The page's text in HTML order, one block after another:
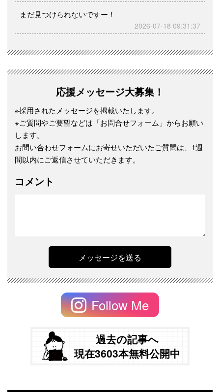
まだ見つけられないですー！
2026-07-18 09:31:37
応援メッセージ大募集！
※採用されたメッセージを掲載いたします。
※ご質問やご要望などは「お問合せフォーム」からお願い
します。
お問い合わせフォームにお寄せいただいたご質問は、1週
間以内にご返信させていただきます。
コメント
Follow Me
過去の記事へ
現在3603本無料公開中